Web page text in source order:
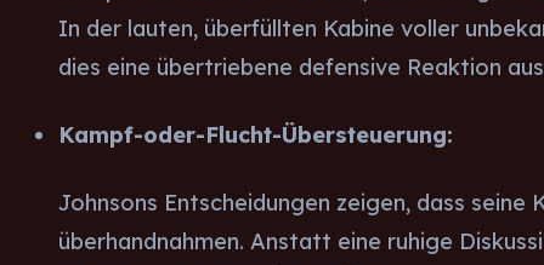
In der lauten, überfüllten Kabine voller
dies eine übertriebene defensive Reaktion
Kampf-oder-Flucht-Übersteuerung:
Johnsons Entscheidungen zeigen, dass seine
überhandnahmen. Anstatt eine ruhige